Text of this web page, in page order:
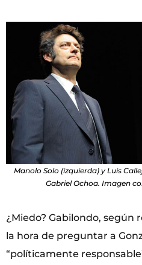
Manolo Solo (izquierda) y Luis
Gabriel Ochoa. Imagen
¿Miedo? Gabilondo, según
la hora de preguntar a
“políticamente